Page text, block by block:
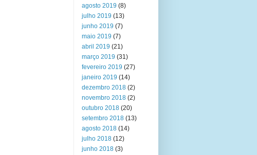
agosto 2019 (8)
julho 2019 (13)
junho 2019 (7)
maio 2019 (7)
abril 2019 (21)
março 2019 (31)
fevereiro 2019 (27)
janeiro 2019 (14)
dezembro 2018 (2)
novembro 2018 (2)
outubro 2018 (20)
setembro 2018 (13)
agosto 2018 (14)
julho 2018 (12)
junho 2018 (3)